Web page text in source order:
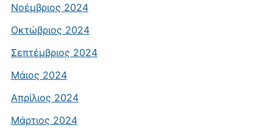
Νοέμβριος 2024
Οκτώβριος 2024
Σεπτέμβριος 2024
Μάιος 2024
Απρίλιος 2024
Μάρτιος 2024